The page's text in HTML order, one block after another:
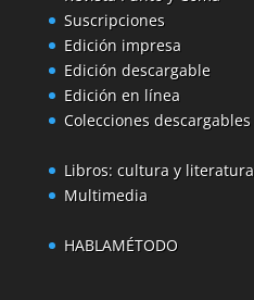
Suscripciones
Edición impresa
Edición descargable
Edición en línea
Colecciones descargables
Libros: cultura y literatura
Multimedia
HABLAMÉTODO